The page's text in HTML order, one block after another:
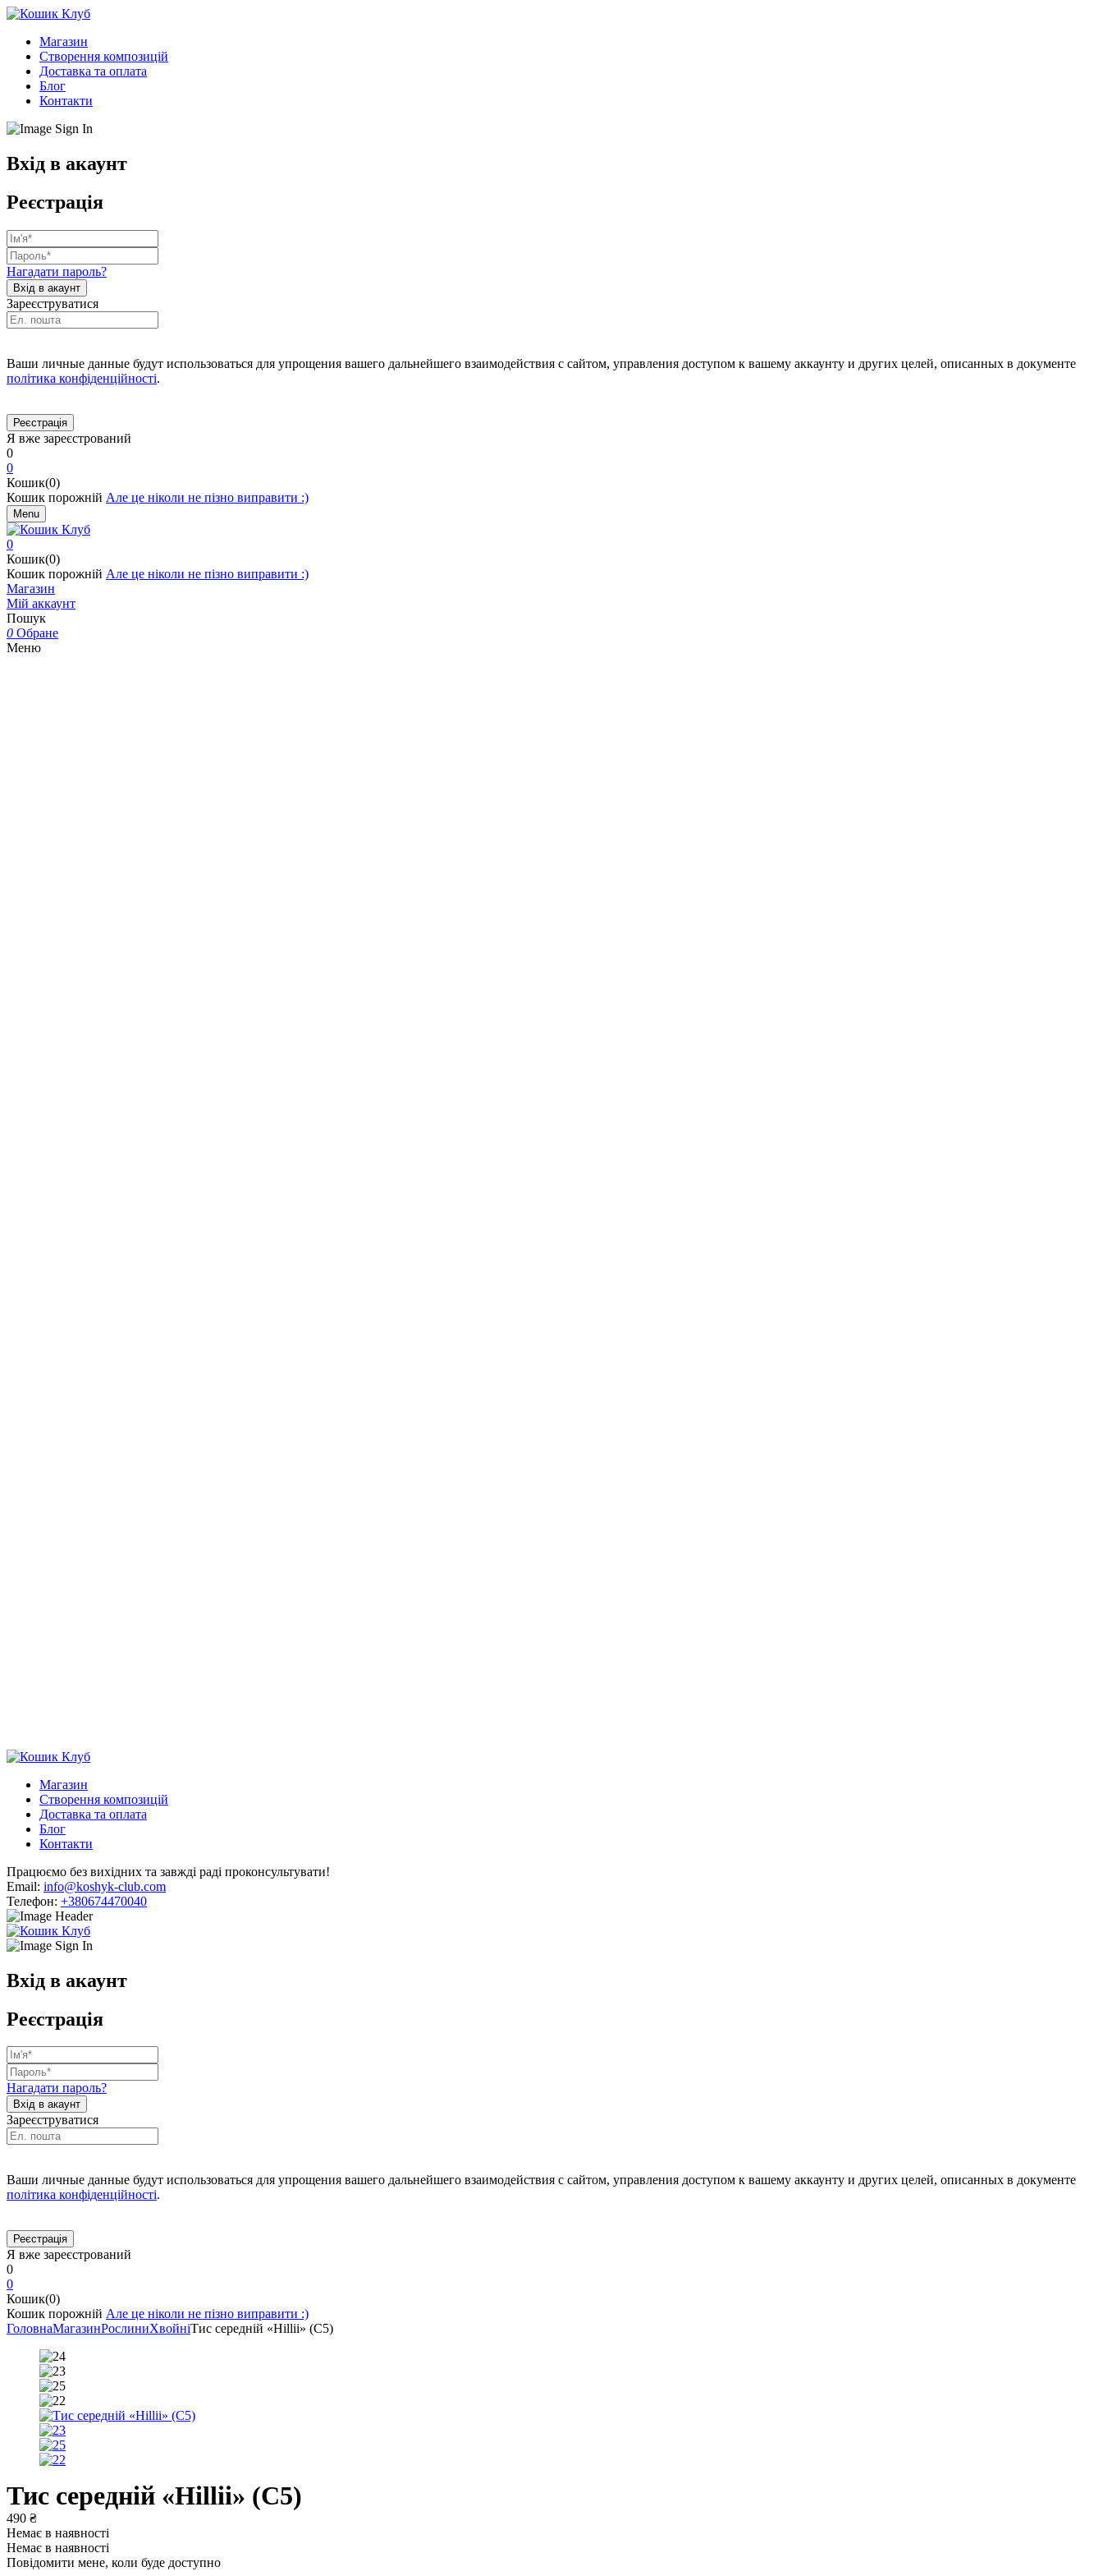
Магазин
Створення композицій
Доставка та оплата
Блог
Контакти
Вхід в акаунт
Реєстрація
Нагадати пароль?
Зареєструватися
Ваши личные данные будут использоваться для упрощения вашего дальнейшего взаимодействия с сайтом, управления доступом к вашему аккаунту и других целей, описанных в документе
політика конфіденційності.
Я вже зареєстрований
0
0
Кошик(0)
Кошик порожній Але це ніколи не пізно виправити :)
Menu
0
Кошик(0)
Кошик порожній Але це ніколи не пізно виправити :)
Магазин
Мій аккаунт
Пошук
0 Обране
Меню
Магазин
Створення композицій
Доставка та оплата
Блог
Контакти
Працюємо без вихідних та завжді раді проконсультувати!
Email: info@koshyk-club.com
Телефон: +380674470040
Вхід в акаунт
Реєстрація
Нагадати пароль?
Зареєструватися
Ваши личные данные будут использоваться для упрощения вашего дальнейшего взаимодействия с сайтом, управления доступом к вашему аккаунту и других целей, описанных в документе
політика конфіденційності.
Я вже зареєстрований
0
0
Кошик(0)
Кошик порожній Але це ніколи не пізно виправити :)
ГоловнаМагазинРослиниХвойніТис середній «Hillii» (С5)
Тис середній «Hillii» (С5)
490 ₴
Немає в наявності
Немає в наявності
Повідомити мене, коли буде доступно